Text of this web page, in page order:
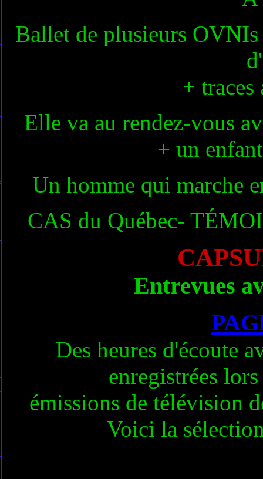
Ballet de plusieurs
+
Elle va au rendez-vous
+ un
Un homme qui marche
CAS du Québec-
Entrevues
Des heures d'écoute
enregistrées
émissions de télévision
Voici la